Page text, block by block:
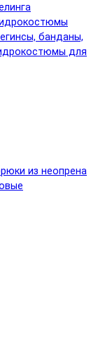
банданы,
для
из неопрена